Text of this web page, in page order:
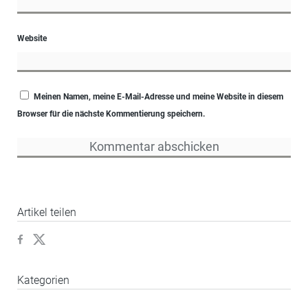
Website
Meinen Namen, meine E-Mail-Adresse und meine Website in diesem
Browser für die nächste Kommentierung speichern.
Artikel teilen
Kategorien